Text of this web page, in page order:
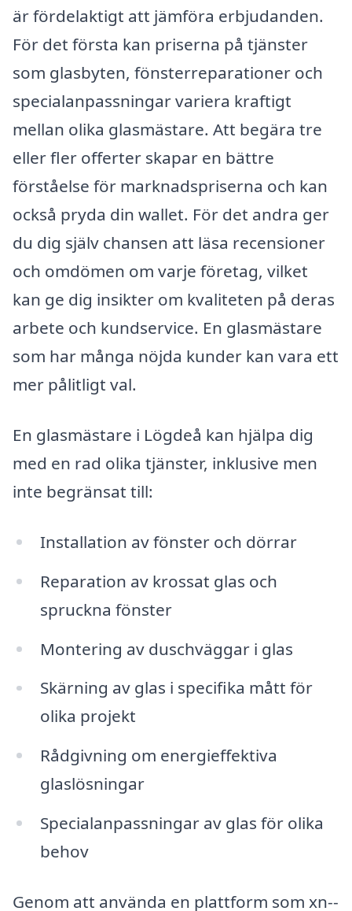
är fördelaktigt att jämföra erbjudanden.
För det första kan priserna på tjänster
som glasbyten, fönsterreparationer och
specialanpassningar variera kraftigt
mellan olika glasmästare. Att begära tre
eller fler offerter skapar en bättre
förståelse för marknadspriserna och kan
också pryda din wallet. För det andra ger
du dig själv chansen att läsa recensioner
och omdömen om varje företag, vilket
kan ge dig insikter om kvaliteten på deras
arbete och kundservice. En glasmästare
som har många nöjda kunder kan vara ett
mer pålitligt val.
En glasmästare i Lögdeå kan hjälpa dig
med en rad olika tjänster, inklusive men
inte begränsat till:
Installation av fönster och dörrar
Reparation av krossat glas och
spruckna fönster
Montering av duschväggar i glas
Skärning av glas i specifika mått för
olika projekt
Rådgivning om energieffektiva
glaslösningar
Specialanpassningar av glas för olika
behov
Genom att använda en plattform som xn--